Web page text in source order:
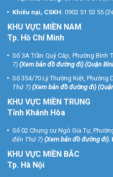
Khiếu nại, CSKH: 0902 51 53 55
KHU VỰC MIỀN NAM
Tp. Hồ Chí Minh
Số 3A Trần Quý Cáp, Phường Bình
7) (Xem bản đồ đường đi) (Quận
Số 354/70 Lý Thường Kiệt, Phường
Thứ 7) (Xem bản đồ đường đi)
KHU VỰC MIỀN TRUNG
Tỉnh Khánh Hòa
Số 02 Chung cư Ngô Gia Tự,
đến Thứ 7) (Xem bản đồ đường đi).
KHU VỰC MIỀN BẮC
Tp. Hà Nội